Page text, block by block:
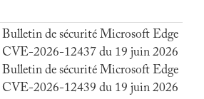
Bulletin de sécurité Microsoft Edge
CVE-2026-12437 du 19 juin 2026
Bulletin de sécurité Microsoft Edge
CVE-2026-12439 du 19 juin 2026